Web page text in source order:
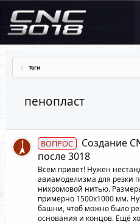
Теги
пенопласт
ВОПРОС
Создание
после 3018
Всем привет! Нужен
авиамоделизма для резки
нихромовой нитью.
примерно 1500х1000 мм.
башни, чтоб можно было
основания и концов. Ещё